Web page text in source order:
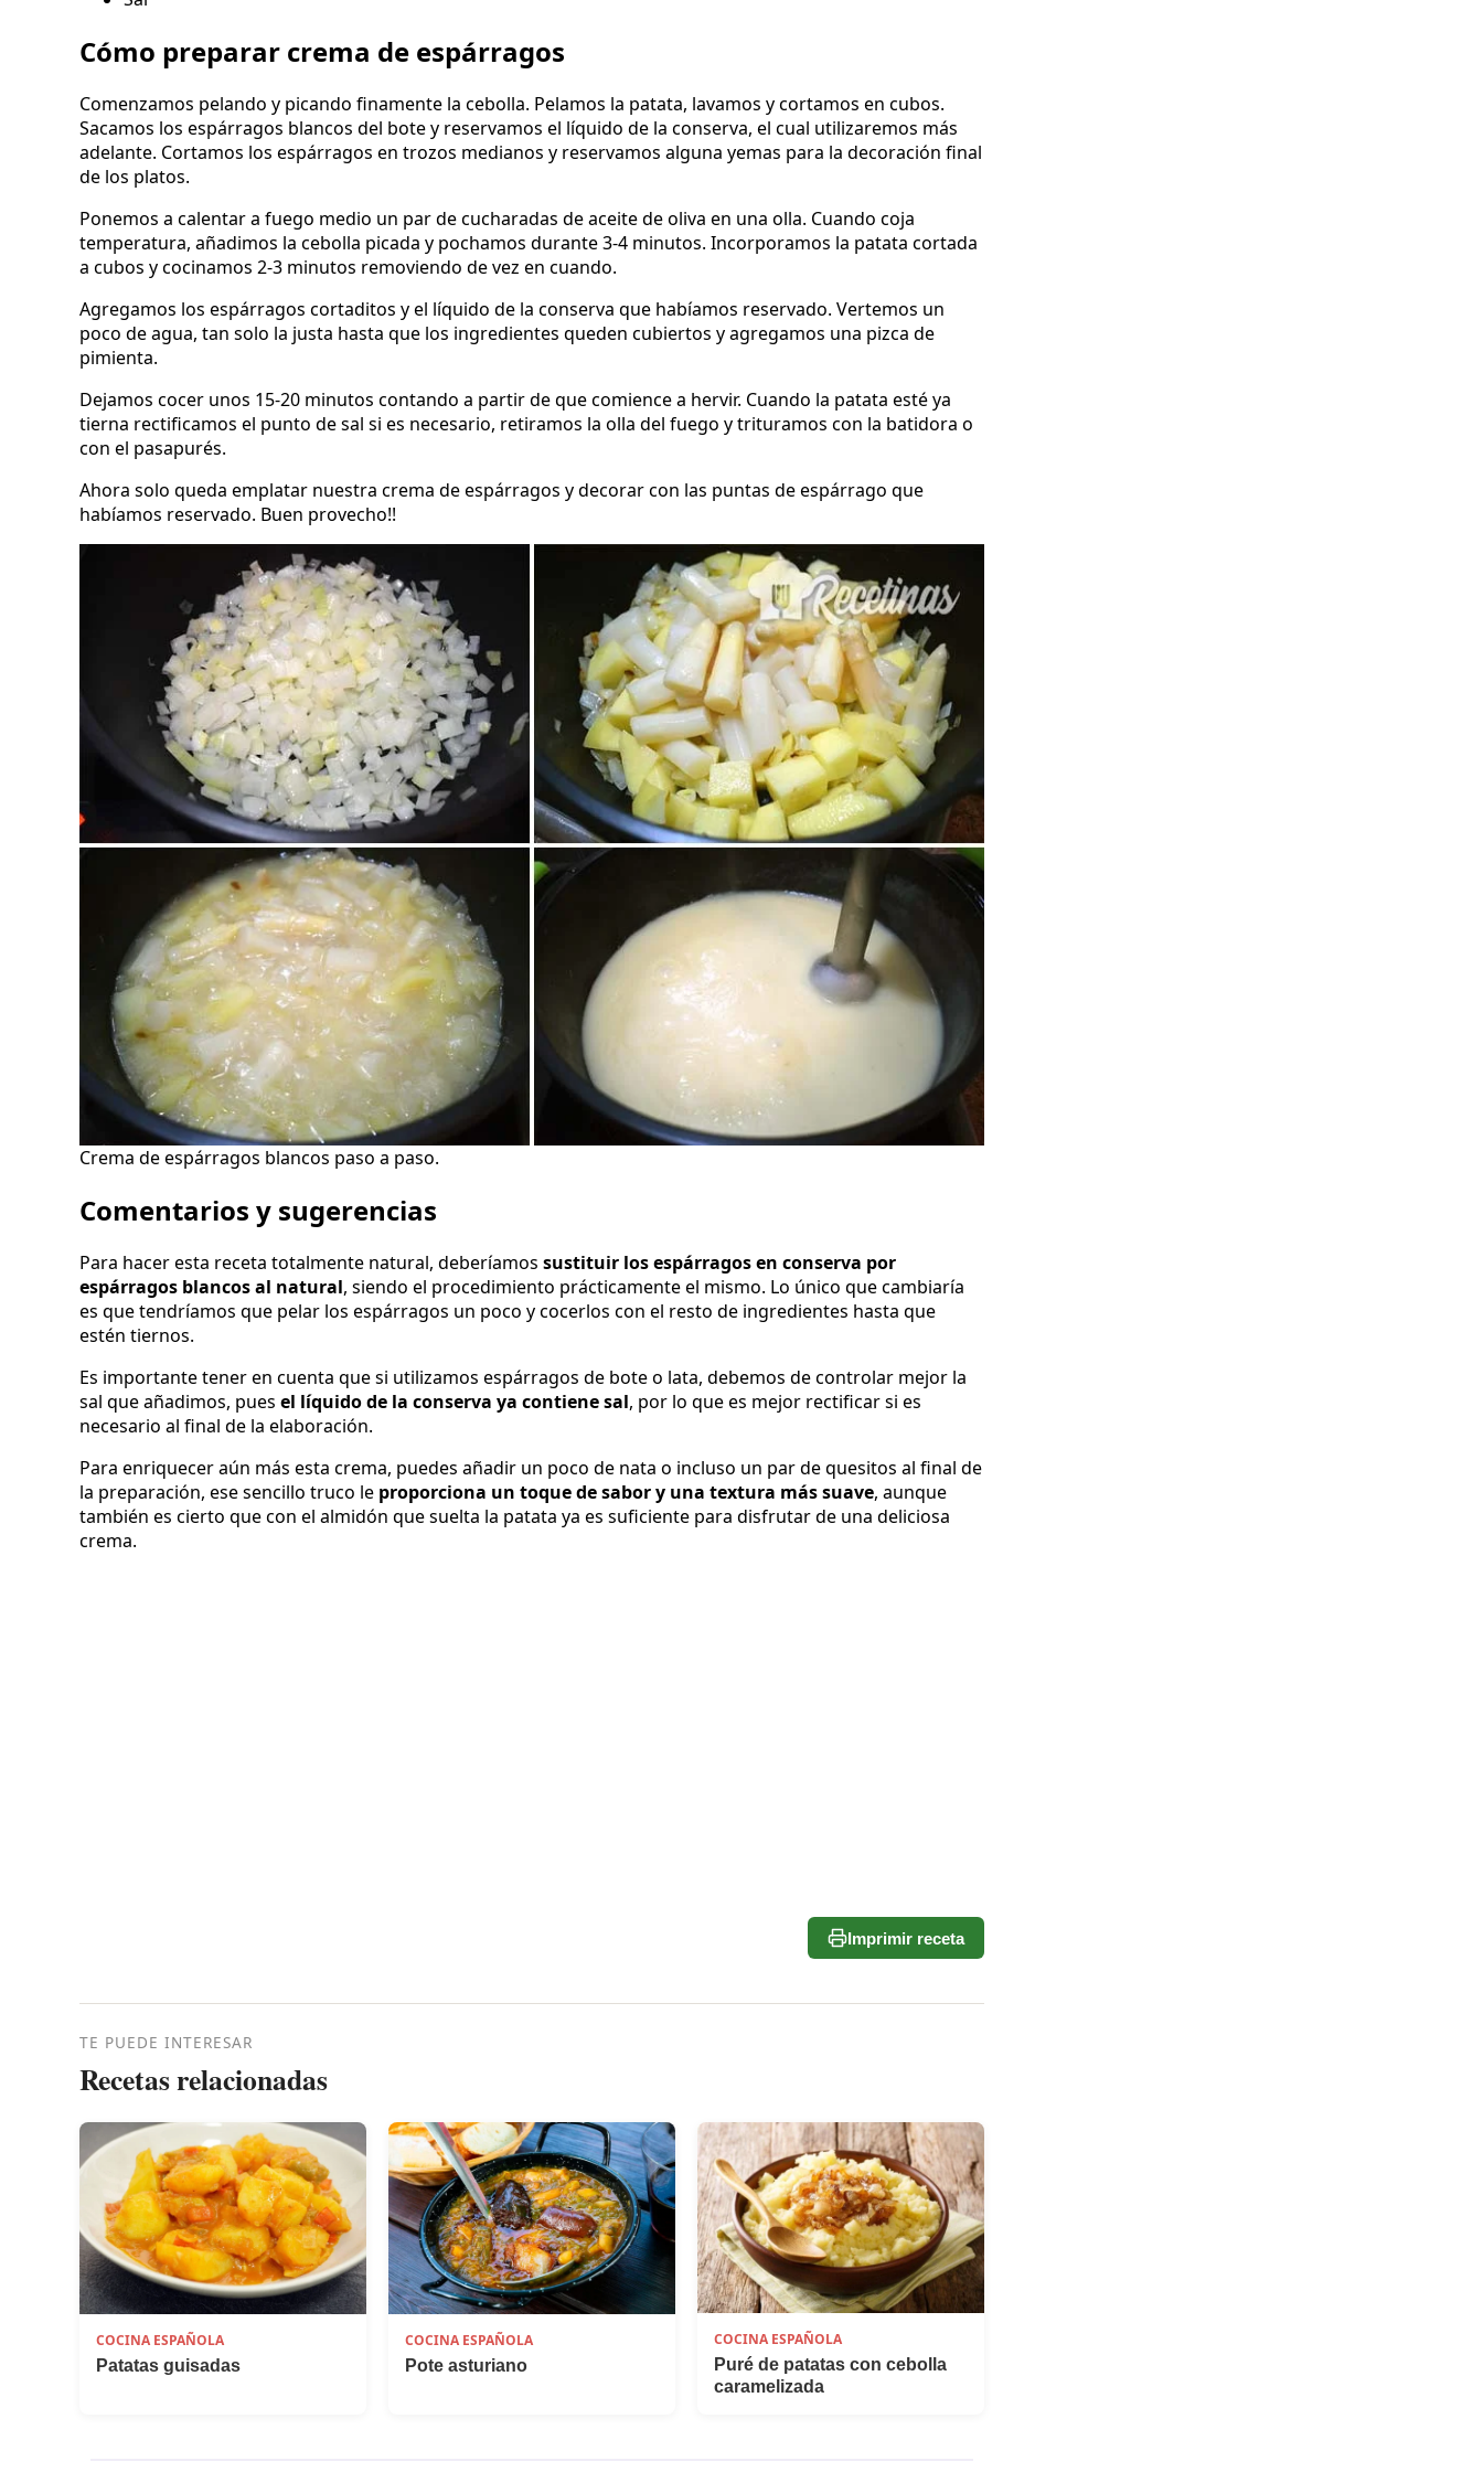
Cómo preparar crema de espárragos
Comenzamos pelando y picando finamente la cebolla. Pelamos la patata, lavamos y cortamos en cubos.
Sacamos los espárragos blancos del bote y reservamos el líquido de la conserva, el cual utilizaremos más
adelante. Cortamos los espárragos en trozos medianos y reservamos alguna yemas para la decoración final
de los platos.
Ponemos a calentar a fuego medio un par de cucharadas de aceite de oliva en una olla. Cuando coja
temperatura, añadimos la cebolla picada y pochamos durante 3-4 minutos. Incorporamos la patata cortada
a cubos y cocinamos 2-3 minutos removiendo de vez en cuando.
Agregamos los espárragos cortaditos y el líquido de la conserva que habíamos reservado. Vertemos un
poco de agua, tan solo la justa hasta que los ingredientes queden cubiertos y agregamos una pizca de
pimienta.
Dejamos cocer unos 15-20 minutos contando a partir de que comience a hervir. Cuando la patata esté ya
tierna rectificamos el punto de sal si es necesario, retiramos la olla del fuego y trituramos con la batidora o
con el pasapurés.
Ahora solo queda emplatar nuestra crema de espárragos y decorar con las puntas de espárrago que
habíamos reservado. Buen provecho!!
Crema de espárragos blancos paso a paso.
Comentarios y sugerencias
Para hacer esta receta totalmente natural, deberíamos sustituir los espárragos en conserva por
espárragos blancos al natural, siendo el procedimiento prácticamente el mismo. Lo único que cambiaría
es que tendríamos que pelar los espárragos un poco y cocerlos con el resto de ingredientes hasta que
estén tiernos.
Es importante tener en cuenta que si utilizamos espárragos de bote o lata, debemos de controlar mejor la
sal que añadimos, pues el líquido de la conserva ya contiene sal, por lo que es mejor rectificar si es
necesario al final de la elaboración.
Para enriquecer aún más esta crema, puedes añadir un poco de nata o incluso un par de quesitos al final de
la preparación, ese sencillo truco le proporciona un toque de sabor y una textura más suave, aunque
también es cierto que con el almidón que suelta la patata ya es suficiente para disfrutar de una deliciosa
crema.
Imprimir receta
TE PUEDE INTERESAR
Recetas relacionadas
COCINA ESPAÑOLA
Patatas guisadas
COCINA ESPAÑOLA
Pote asturiano
COCINA ESPAÑOLA
Puré de patatas con cebolla
caramelizada